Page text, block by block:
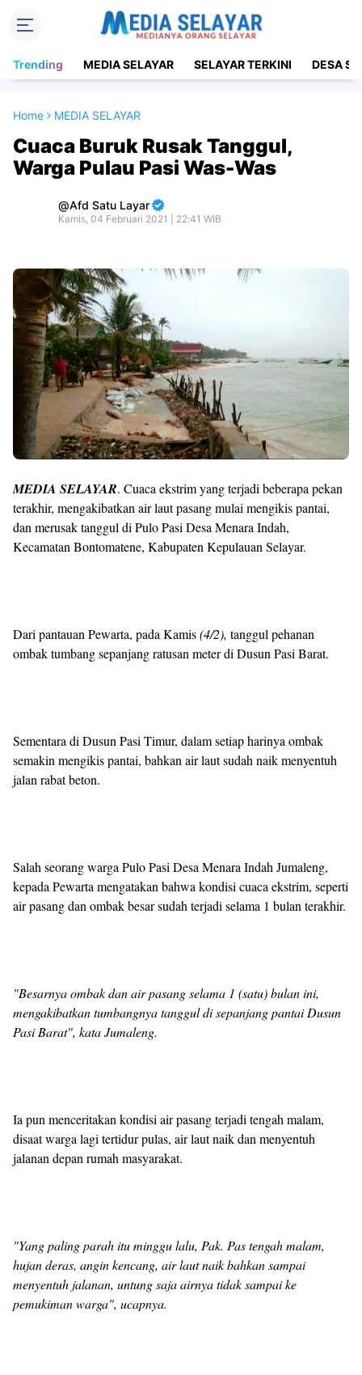
Trending MEDIA SELAYAR SELAYAR TERKINI DESA
Home MEDIA SELAYAR
Cuaca Buruk Rusak Tanggul,
Warga Pulau Pasi Was-Was
Afd Satu Layar
Kamis, 04 Februari 2021 | 22:41 WIB
MEDIA SELAYAR. Cuaca ekstrim yang terjadi beberapa pekan
terakhir, mengakibatkan air laut pasang mulai mengikis pantai,
dan merusak tanggul di Pulo Pasi Desa Menara Indah,
Kecamatan Bontomatene, Kabupaten Kepulauan Selayar.
Dari pantauan Pewarta, pada Kamis(4/2), tanggul pehanan
ombak tumbang sepanjang ratusan meter di Dusun Pasi Barat.
Sementara di Dusun Pasi Timur, dalam setiap harinya ombak
semakin mengikis pantai, bahkan air laut sudah naik menyentuh
jalan rabat beton.
Salah seorang warga Pulo Pasi Desa Menara Indah Jumaleng,
kepada Pewarta mengatakan bahwa kondisi cuaca ekstrim, seperti
air pasang dan ombak besar sudah terjadi selama 1 bulan terakhir.
"Besarnya ombak dan air pasang selama 1 (satu) bulan ini,
mengakibatkan tumbangnya tanggul di sepanjang pantai Dusun
Pasi Barat", kata Jumaleng.
Ia pun menceritakan kondisi air pasang terjadi tengah malam,
disaat warga lagi tertidur pulas, air laut naik dan menyentuh
jalanan depan rumah masyarakat.
"Yang paling parah itu minggu lalu, Pak. Pas tengah malam,
hujan deras, angin kencang, air laut naik bahkan sampai
menyentuh jalanan, untung saja airnya tidak sampai ke
pemukiman warga", ucapnya.